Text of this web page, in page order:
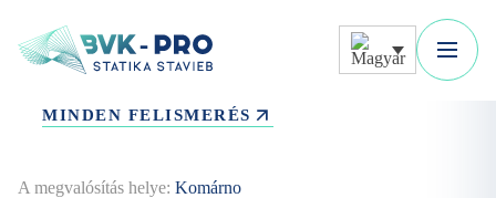
MINDEN FELISMERÉS
A megvalósítás helye: Komárno